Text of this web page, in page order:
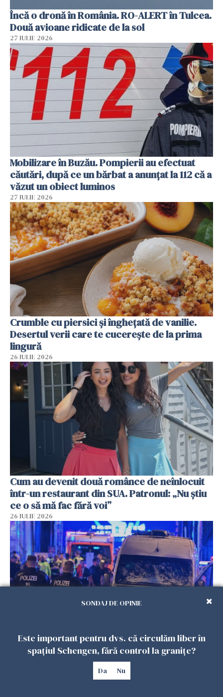
Încă o dronă în România. RO-ALERT în Tulcea.
Două avioane ridicate de la sol
27 IULIE 2026
Mobilizare în Buzău. Pompierii au efectuat
căutări, după ce un bărbat a anunțat la 112 că a
văzut un obiect luminos
27 IULIE 2026
Crumble cu piersici și înghețată de vanilie.
Desertul verii care te cucerește de la prima
lingură
26 IULIE 2026
Cum au devenit două românce de neînlocuit
într-un restaurant din SUA. Patronul: „Nu știu
ce o să mă fac fără voi”
26 IULIE 2026
Teroare la Berlin, în timpul Gay Pride: o dubiță
a intrat în mulțime. Un mort și 15 răniți
SONDAJ DE OPINIE
Este important pentru dvs. că circulăm liber în
spațiul Schengen, fără control la granițe?
Da Nu